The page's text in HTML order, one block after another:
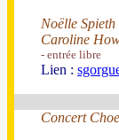
Noëlle
Caroline
- entrée libre
Lien :
Concert